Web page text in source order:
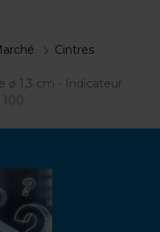
Cintres
ø 1,3 cm - Indicateur